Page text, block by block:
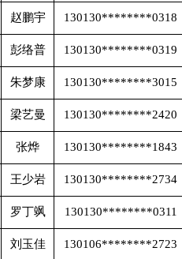
赵鹏宇 130130********0318
彭络普 130130********0319
朱梦康 130130********3015
梁艺曼 130130********2420
张烨 130130********1843
王少岩 130130********2734
罗丁飒 130130********0311
刘玉佳 130106********2723